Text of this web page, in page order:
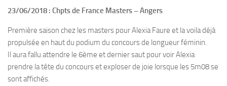
23/06/2018 : Chpts de France Masters – Angers
Première saison chez les masters pour Alexia Faure et la voila déjà
propulsée en haut du podium du concours de longueur féminin.
Il aura fallu attendre le 6ème et dernier saut pour voir Alexia
prendre la tête du concours et exploser de joie lorsque les 5m08 se
sont affichés.